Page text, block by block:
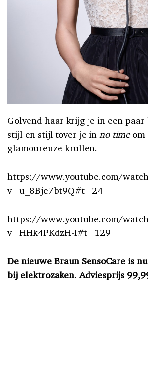
Golvend haar krijg je in een paar
stijl en stijl tover je in no timeom
glamoureuze krullen.
https://www.youtube.com/
v=u_8Bje7bt9Q#t=24
https://www.youtube.com/
v=HHk4PKdzH-I#t=129
De nieuwe Braun SensoCare is
bij elektrozaken. Adviesprijs